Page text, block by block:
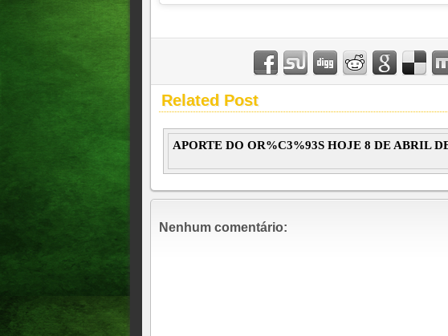
Related Post
APORTE DO OR%C3%93S HOJE 8 DE ABRIL
Nenhum comentário: